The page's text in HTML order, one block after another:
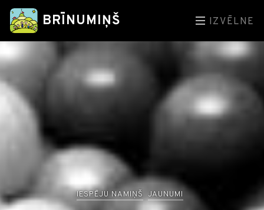
BRĪNUMIŅŠ IZVĒLNE
IESPĒJU NAMIŅŠ JAUNUMI